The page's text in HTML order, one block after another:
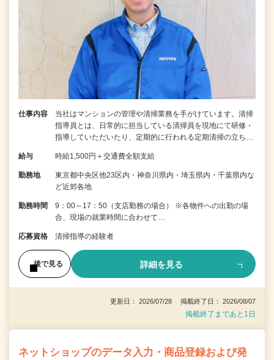
仕事内容
当社はマンションの管理や清掃業務を手がけています。清掃
指導員とは、日常的に担当している清掃員を現地にて研修・
指導していただいたり、定期的に行われる定期清掃の立ち…
給与 時給1,500円＋交通費全額支給
勤務地
東京都中央区他23区内・神奈川県内・埼玉県内・千葉県内な
ど近郊各地
勤務時間
9：00～17：50（支店勤務の場合） ※各物件への出勤の場
合、現場の就業時間に合わせて…
応募資格 清掃指導の経験者
後で見る 詳細を見る
更新日： 2026/07/28 掲載終了日： 2026/08/07
掲載終了まであと1日
ネットショップのデータ入力・商品登録および発